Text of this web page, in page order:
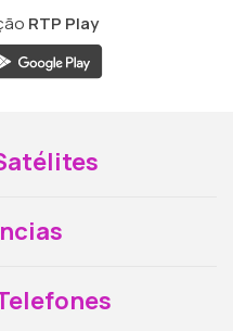
RTP Play